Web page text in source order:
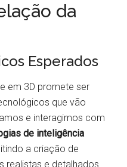
da
Esperados
em 3D promete ser
que vão
e interagimos com
de inteligência
a criação de
realistas e detalhados.